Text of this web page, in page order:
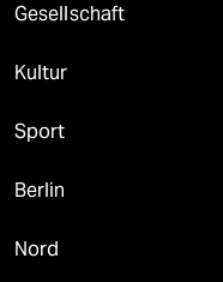
Gesellschaft
Kultur
Sport
Berlin
Nord